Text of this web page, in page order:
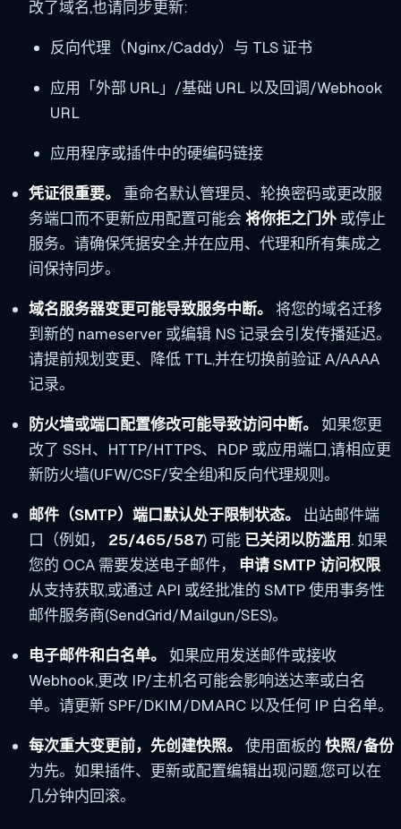
改了域名,也请同步更新:
反向代理（Nginx/Caddy）与 TLS 证书
应用「外部 URL」/基础 URL 以及回调/Webhook
URL
应用程序或插件中的硬编码链接
凭证很重要。
重命名默认管理员、轮换密码或更改服
务端口而不更新应用配置可能会 将你拒之门外或停止
服务。请确保凭据安全,并在应用、代理和所有集成之
间保持同步。
域名服务器变更可能导致服务中断。
将您的域名迁移
到新的 nameserver 或编辑 NS 记录会引发传播延迟。
请提前规划变更、降低 TTL,并在切换前验证 A/AAAA
记录。
防火墙或端口配置修改可能导致访问中断。
如果您更
改了 SSH、HTTP/HTTPS、RDP 或应用端口,请相应更
新防火墙(UFW/CSF/安全组)和反向代理规则。
邮件（SMTP）端口默认处于限制状态。
出站邮件端
口（例如， 25/465/587) 可能 已关闭以防滥用. 如果
您的 OCA 需要发送电子邮件， 申请 SMTP 访问权限
从支持获取,或通过 API 或经批准的 SMTP 使用事务性
邮件服务商(SendGrid/Mailgun/SES)。
电子邮件和白名单。
如果应用发送邮件或接收
Webhook,更改 IP/主机名可能会影响送达率或白名
单。请更新 SPF/DKIM/DMARC 以及任何 IP 白名单。
每次重大变更前，先创建快照。 使用面板的 快照/备份
为先。如果插件、更新或配置编辑出现问题,您可以在
几分钟内回滚。